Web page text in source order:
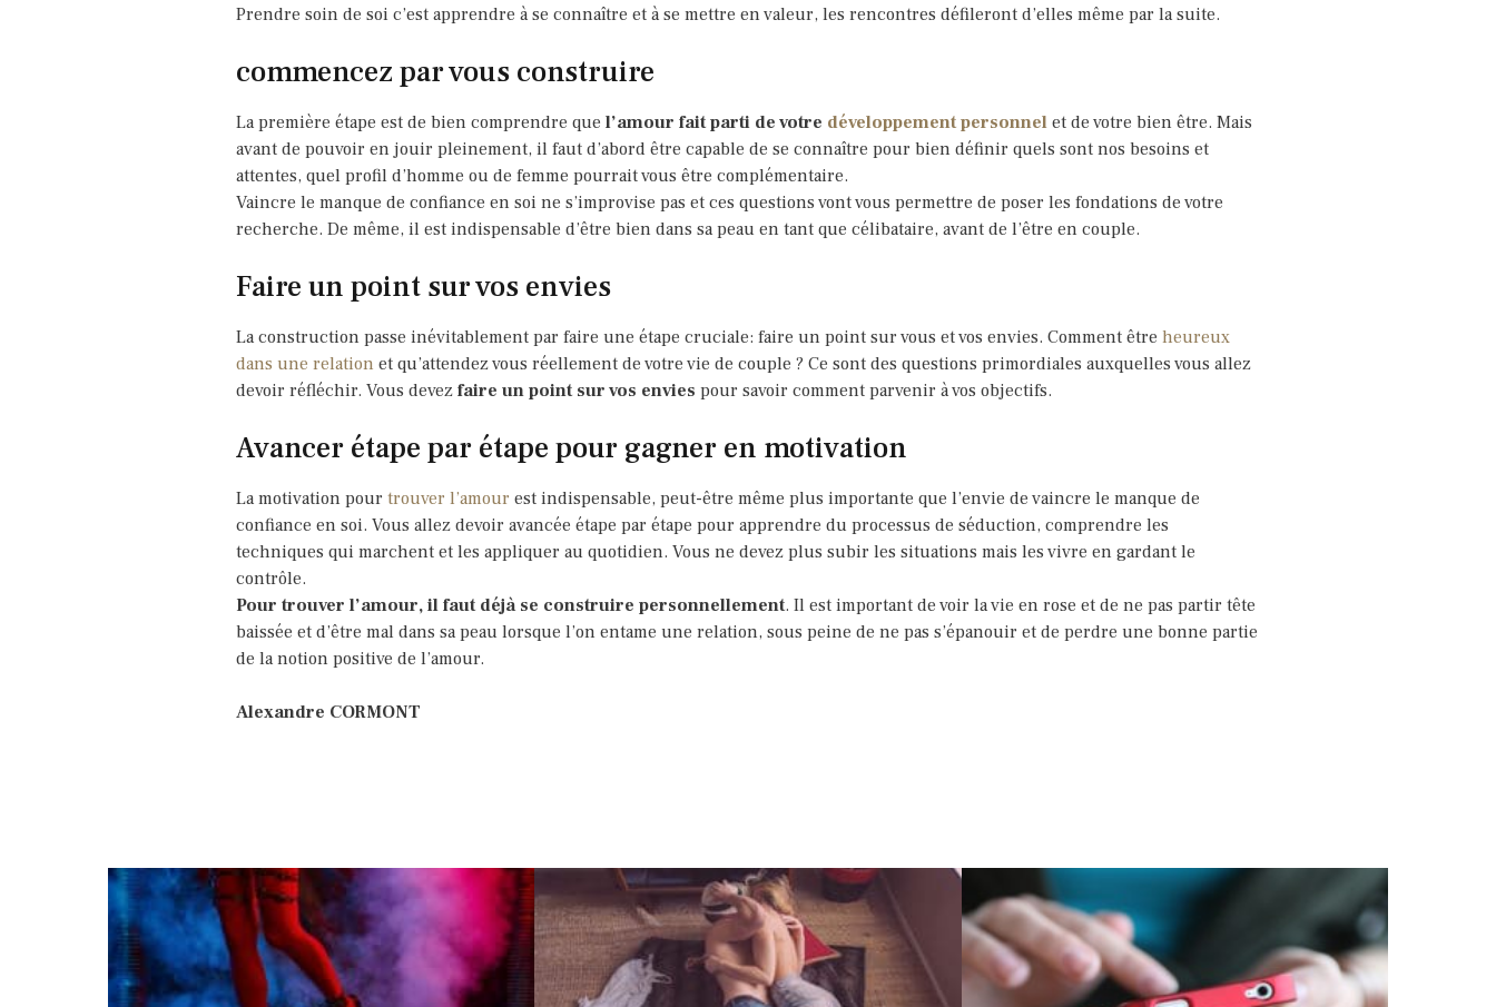
Prendre soin de soi c’est apprendre à se connaître et à se mettre en valeur, les rencontres défileront d’elles même par la suite.
commencez par vous construire
La première étape est de bien comprendre que l’amour fait parti de votre développement personnel et de votre bien être. Mais
avant de pouvoir en jouir pleinement, il faut d’abord être capable de se connaître pour bien définir quels sont nos besoins et
attentes, quel profil d’homme ou de femme pourrait vous être complémentaire.
Vaincre le manque de confiance en soi ne s’improvise pas et ces questions vont vous permettre de poser les fondations de votre
recherche. De même, il est indispensable d’être bien dans sa peau en tant que célibataire, avant de l’être en couple.
Faire un point sur vos envies
La construction passe inévitablement par faire une étape cruciale: faire un point sur vous et vos envies. Comment être heureux
dans une relation et qu’attendez vous réellement de votre vie de couple ? Ce sont des questions primordiales auxquelles vous allez
devoir réfléchir. Vous devez faire un point sur vos envies pour savoir comment parvenir à vos objectifs.
Avancer étape par étape pour gagner en motivation
La motivation pour trouver l’amour est indispensable, peut-être même plus importante que l’envie de vaincre le manque de
confiance en soi. Vous allez devoir avancée étape par étape pour apprendre du processus de séduction, comprendre les
techniques qui marchent et les appliquer au quotidien. Vous ne devez plus subir les situations mais les vivre en gardant le
contrôle.
Pour trouver l’amour, il faut déjà se construire personnellement. Il est important de voir la vie en rose et de ne pas partir tête
baissée et d’être mal dans sa peau lorsque l’on entame une relation, sous peine de ne pas s’épanouir et de perdre une bonne partie
de la notion positive de l’amour.
Alexandre CORMONT